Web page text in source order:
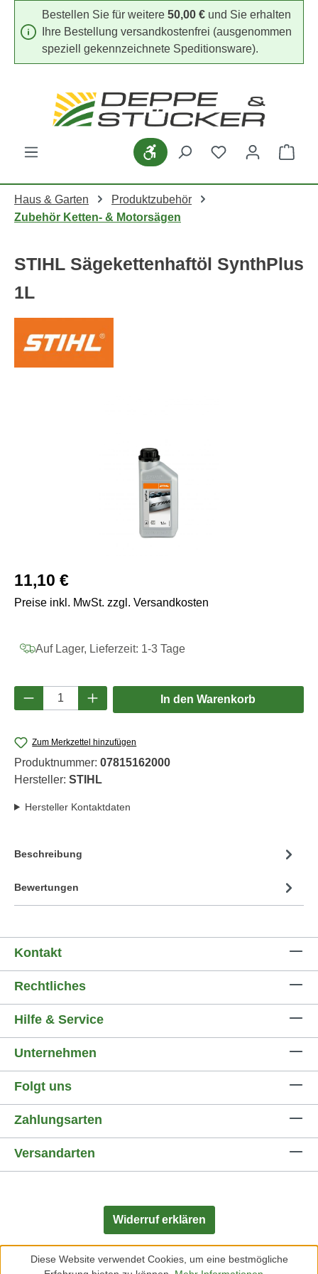
Zum Hauptinhalt springen
Bestellen Sie für weitere 50,00 € und Sie erhalten
Ihre Bestellung versandkostenfrei (ausgenommen
speziell gekennzeichnete Speditionsware).
Werkzeugleiste anzeigen
Du hast 0
Haus & Garten
Produktzubehör
Zubehör Ketten- & Motorsägen
STIHL Sägekettenhaftöl SynthPlus
1L
Regulärer Preis:
11,10 €
Preise inkl. MwSt. zzgl. Versandkosten
Auf Lager, Lieferzeit: 1-3 Tage
Produkt Anzahl: Gib den gewünschten
In den Warenkorb
Zum Merkzettel hinzufügen
Produktnummer: 07815162000
Hersteller: STIHL
Hersteller Kontaktdaten
Beschreibung
Bewertungen
Kontakt
Rechtliches
Hilfe & Service
Unternehmen
Folgt uns
Widerruf erklären
Zahlungsarten
Versandarten
Diese Website verwendet Cookies, um eine bestmögliche